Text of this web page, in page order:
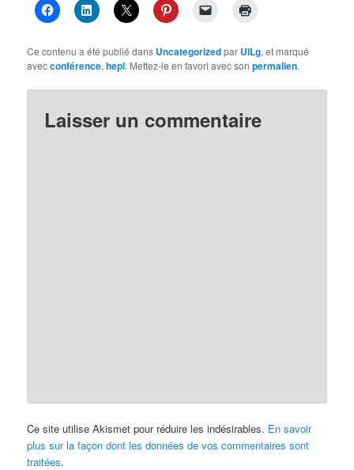
Ce contenu a été publié dans Uncategorizedpar UILg, et marqué
avecconférence,hepl. Mettez-le en favori avec sonpermalien.
Laisser un commentaire
Ce site utilise Akismet pour réduire les indésirables. En savoir
plus sur la façon dont les données de vos commentaires sont
traitées.